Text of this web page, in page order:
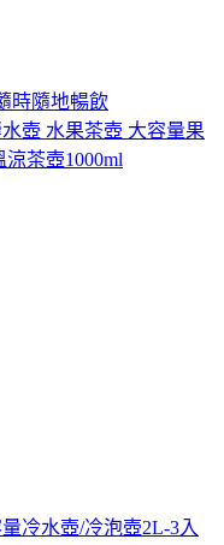
時隨地暢飲
壺 水果茶壺 大容量果
茶壺1000ml
冷水壺/冷泡壺2L-3入